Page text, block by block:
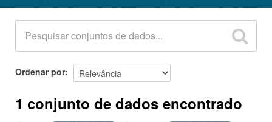
Organizações
Grupos
Sobre
Ordenar por
1 conjunto de dados encontrado